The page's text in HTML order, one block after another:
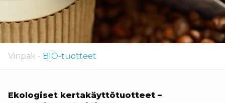
Vinpak - BIO-tuotteet
Ekologiset kertakäyttötuotteet –